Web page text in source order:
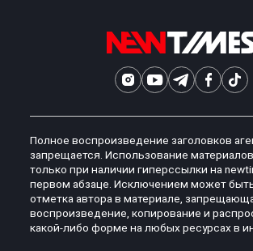
Полное воспроизведение заголовков
запрещается. Использование
только при наличии гиперссылки на
первом абзаце. Исключением может
отметка автора в материале,
воспроизведение, копирование и
какой-либо форме на любых ресурсах в